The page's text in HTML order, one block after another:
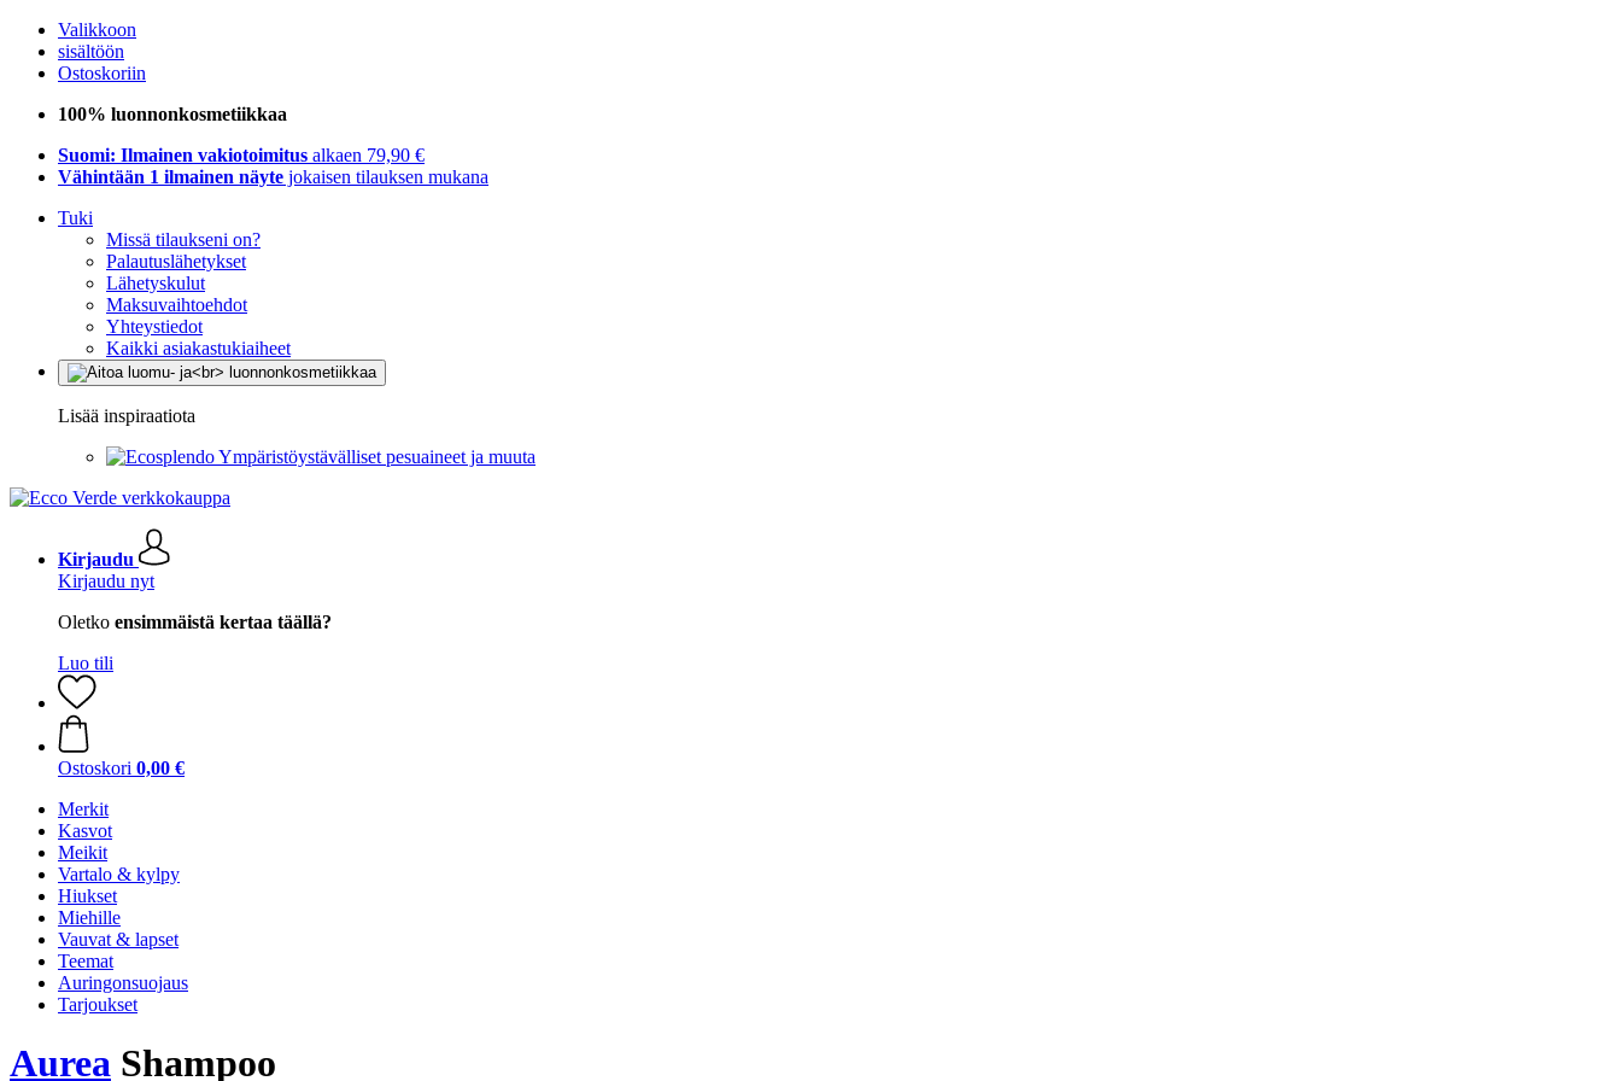
Valikkoon
sisältöön
Ostoskoriin
100% luonnonkosmetiikkaa
Suomi: Ilmainen vakiotoimitus alkaen 79,90 €
Vähintään 1 ilmainen näyte jokaisen tilauksen mukana
Tuki
Missä tilaukseni on?
Palautuslähetykset
Lähetyskulut
Maksuvaihtoehdot
Yhteystiedot
Kaikki asiakastukiaiheet
Lisää inspiraatiota
Ympäristöystävälliset pesuaineet ja muuta
Kirjaudu
Kirjaudu nyt
Oletko ensimmäistä kertaa täällä?
Luo tili
Ostoskori 0,00 €
Merkit
Kasvot
Meikit
Vartalo & kylpy
Hiukset
Miehille
Vauvat & lapset
Teemat
Auringonsuojaus
Tarjoukset
Aurea Shampoo